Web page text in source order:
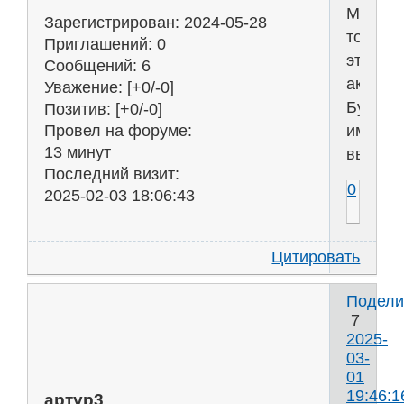
Зарегистрирован: 2024-05-28
Приглашений: 0
Сообщений: 6
Уважение: [+0/-0]
Позитив: [+0/-0]
Провел на форуме:
13 минут
Последний визит:
2025-02-03 18:06:43
Мне
тоже
это
Буду
иметь
ввиду.
0
Цитировать
7
2025-
03-
01
артур3